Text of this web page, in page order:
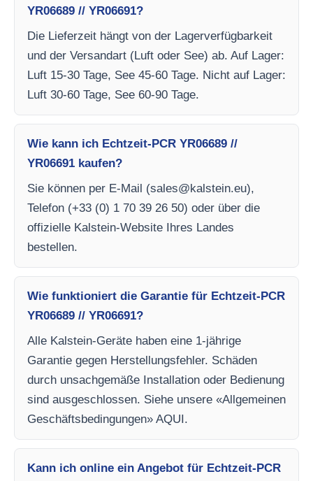
YR06689 // YR06691?
Die Lieferzeit hängt von der Lagerverfügbarkeit
und der Versandart (Luft oder See) ab. Auf Lager:
Luft 15-30 Tage, See 45-60 Tage. Nicht auf Lager:
Luft 30-60 Tage, See 60-90 Tage.
Wie kann ich Echtzeit-PCR YR06689 //
YR06691 kaufen?
Sie können per E-Mail (sales@kalstein.eu),
Telefon (+33 (0) 1 70 39 26 50) oder über die
offizielle Kalstein-Website Ihres Landes
bestellen.
Wie funktioniert die Garantie für Echtzeit-PCR
YR06689 // YR06691?
Alle Kalstein-Geräte haben eine 1-jährige
Garantie gegen Herstellungsfehler. Schäden
durch unsachgemäße Installation oder Bedienung
sind ausgeschlossen. Siehe unsere «Allgemeinen
Geschäftsbedingungen» AQUI.
Kann ich online ein Angebot für Echtzeit-PCR